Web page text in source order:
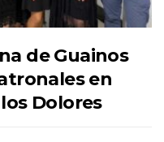
de Guainos
en
Dolores